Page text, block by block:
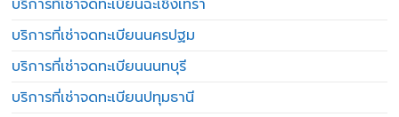
บริการที่เช่าจดทะเบียนฉะเชิงเทรา
บริการที่เช่าจดทะเบียนนครปฐม
บริการที่เช่าจดทะเบียนนนทบุรี
บริการที่เช่าจดทะเบียนปทุมธานี